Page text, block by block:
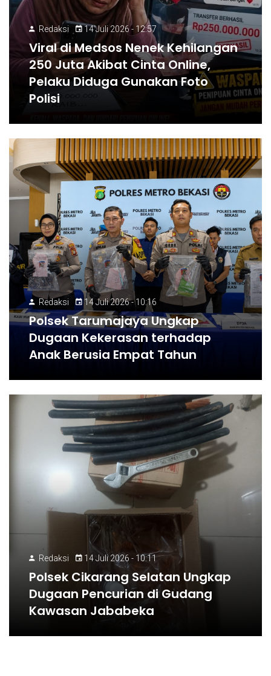
Redaksi 14 Juli 2026 - 12:57
Viral di Medsos Nenek Kehilangan
250 Juta Akibat Cinta Online,
Pelaku Diduga Gunakan Foto
Polisi
Redaksi 14 Juli 2026 - 10:16
Polsek Tarumajaya Ungkap
Dugaan Kekerasan terhadap
Anak Berusia Empat Tahun
Redaksi 14 Juli 2026 - 10:11
Polsek Cikarang Selatan Ungkap
Dugaan Pencurian di Gudang
Kawasan Jababeka